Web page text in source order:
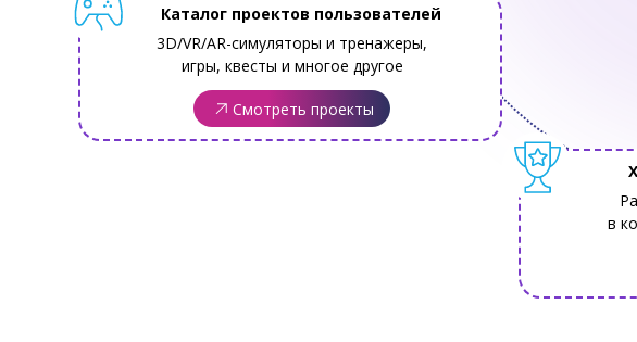
3D/VR/AR-симуляторы и тренажеры,
игры, квесты и многое другое
Каталог проектов пользователей
Смотреть проекты
в